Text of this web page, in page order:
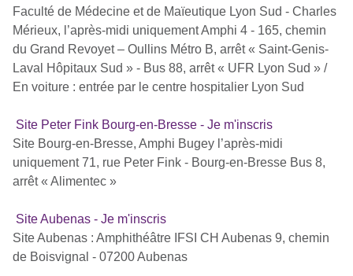
Faculté de Médecine et de Maïeutique Lyon Sud - Charles
Mérieux, l’après-midi uniquement Amphi 4 - 165, chemin
du Grand Revoyet – Oullins Métro B, arrêt « Saint-Genis-
Laval Hôpitaux Sud » - Bus 88, arrêt « UFR Lyon Sud » /
En voiture : entrée par le centre hospitalier Lyon Sud
Site Peter Fink Bourg-en-Bresse - Je m'inscris
Site Bourg-en-Bresse, Amphi Bugey l’après-midi
uniquement 71, rue Peter Fink - Bourg-en-Bresse Bus 8,
arrêt « Alimentec »
Site Aubenas - Je m'inscris
Site Aubenas : Amphithéâtre IFSI CH Aubenas 9, chemin
de Boisvignal - 07200 Aubenas